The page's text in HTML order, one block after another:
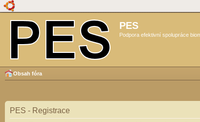
PES
Podpora efektivní spolupráce
Obsah fóra
PES - Registrace